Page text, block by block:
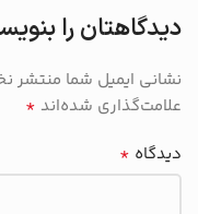
دیدگاهتان را
نشانی ایمیل شما منتشر
علامت‌گذاری شده‌اند *
دیدگاه *